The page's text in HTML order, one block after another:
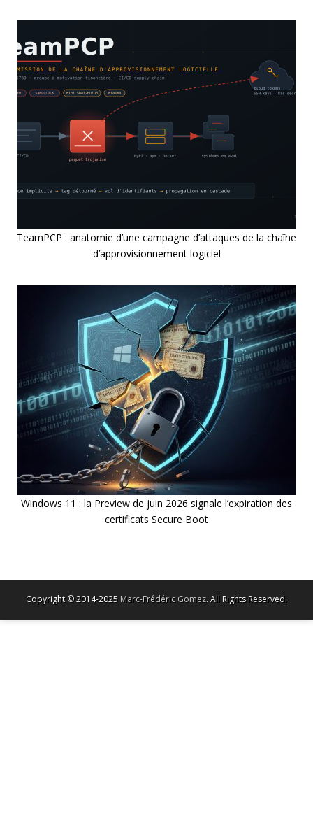
TeamPCP : anatomie d’une campagne d’attaques de la chaîne
d’approvisionnement logiciel
Windows 11 : la Preview de juin 2026 signale l’expiration des
certificats Secure Boot
Copyright © 2014-2025 Marc-Frédéric Gomez. All Rights Reserved.